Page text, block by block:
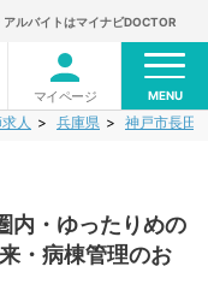
ルバイトはマイナビDOCTOR
マイページ MENU
人 兵庫県 神戸市長田
内・ゆったりめの
・病棟管理のお